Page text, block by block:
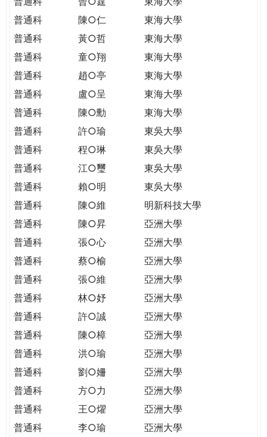
普通科
陳○仁
東海大學
普通科
黃○哲
東海大學
普通科
童○翔
東海大學
普通科
趙○亭
東海大學
普通科
盧○呈
東海大學
普通科
陳○勳
東海大學
普通科
許○瑜
東吳大學
普通科
程○琳
東吳大學
普通科
江○璽
東吳大學
普通科
賴○明
東吳大學
普通科
陳○維
明新科技大學
普通科
陳○昇
亞洲大學
普通科
張○心
亞洲大學
普通科
蔡○榆
亞洲大學
普通科
張○維
亞洲大學
普通科
林○妤
亞洲大學
普通科
許○誠
亞洲大學
普通科
陳○樟
亞洲大學
普通科
洪○瑜
亞洲大學
普通科
劉○姍
亞洲大學
普通科
方○力
亞洲大學
普通科
王○燿
亞洲大學
普通科
李○瑜
亞洲大學